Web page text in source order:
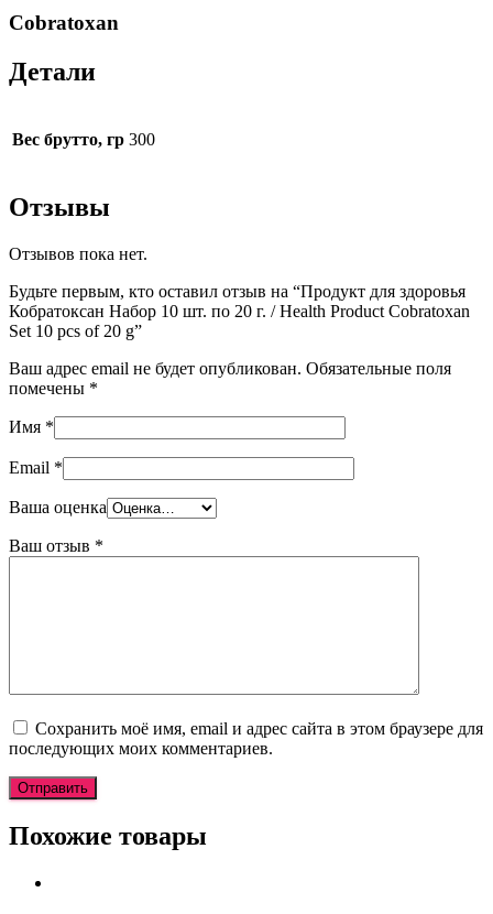
Cobratoxan
Детали
Вес брутто, гр 300
Отзывы
Отзывов пока нет.
Будьте первым, кто оставил отзыв на “Продукт для здоровья
Кобратоксан Набор 10 шт. по 20 г. / Health Product Cobratoxan
Set 10 pcs of 20 g”
Ваш адрес email не будет опубликован. Обязательные поля
помечены *
Имя *
Email *
Ваша оценка
Ваш отзыв *
Сохранить моё имя, email и адрес сайта в этом браузере для
последующих моих комментариев.
Похожие товары